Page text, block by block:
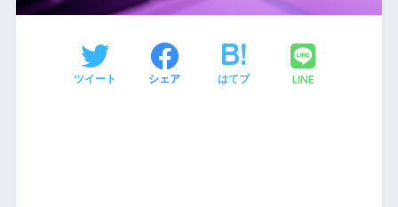
ツイート シェア はてブ LINE